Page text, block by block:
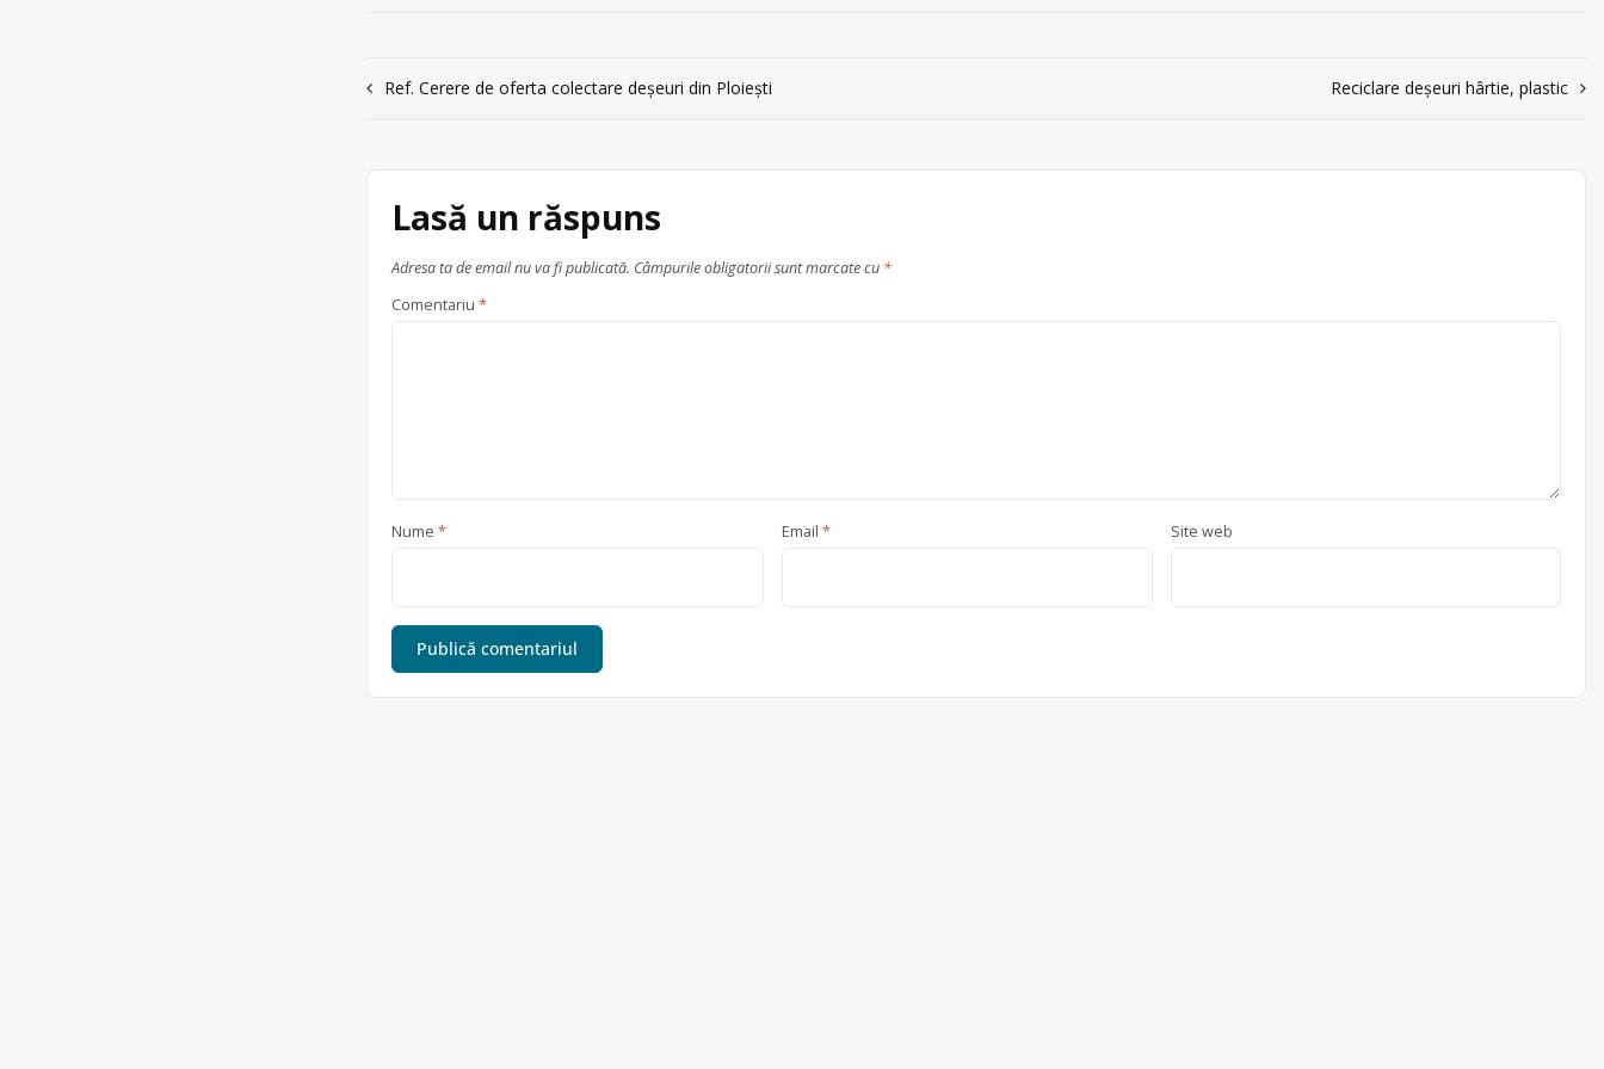
Navigare
Ref. Cerere de oferta colectare deșeuri din Ploiești Reciclare deșeuri hârtie, plastic
Lasă un răspuns
Adresa ta de email nu va fi publicată. Câmpurile obligatorii sunt marcate cu *
Comentariu *
Nume * Email * Site web